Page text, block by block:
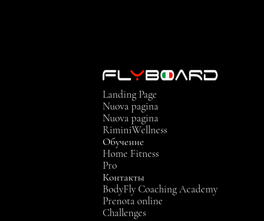
Landing Page
Nuova pagina
Nuova pagina
RiminiWellness
Обучение
Home Fitness
Pro
Контакты
BodyFly Coaching Academy
Prenota online
Challenges